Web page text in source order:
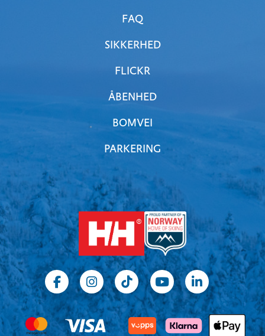
FAQ
SIKKERHED
FLICKR
ÅBENHED
BOMVEI
PARKERING